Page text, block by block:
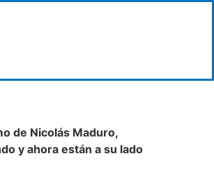
de Nicolás Maduro,
y ahora están a su lado